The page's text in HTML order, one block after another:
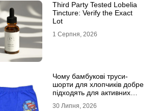
Third Party Tested Lobelia
Tincture: Verify the Exact
Lot
1 Серпня, 2026
Чому бамбукові труси-
шорти для хлопчиків добре
підходять для активних
30 Липня, 2026